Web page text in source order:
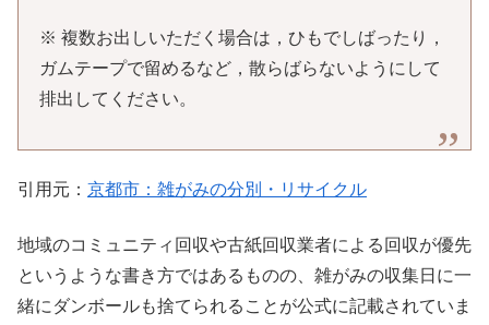
※ 複数お出しいただく場合は，ひもでしばったり，
ガムテープで留めるなど，散らばらないようにして
排出してください。
引用元： 京都市：雑がみの分別・リサイクル
地域のコミュニティ回収や古紙回収業者による回収が優先
というような書き方ではあるものの、雑がみの収集日に一
緒にダンボールも捨てられることが公式に記載されていま